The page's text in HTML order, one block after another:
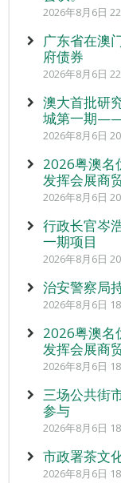
2026年8月6日
广东省在澳
府债券
2026年8月6日
澳大首批研
城第一期——
2026年8月6日
2026粤澳名
发挥会展商
2026年8月6日
行政长官岑
一期项目
2026年8月6日
治安警察局
2026年8月6日
2026粤澳名
发挥会展商
2026年8月6日
三场公共街
参与
2026年8月6日
市政署茶文
2026年8月6日